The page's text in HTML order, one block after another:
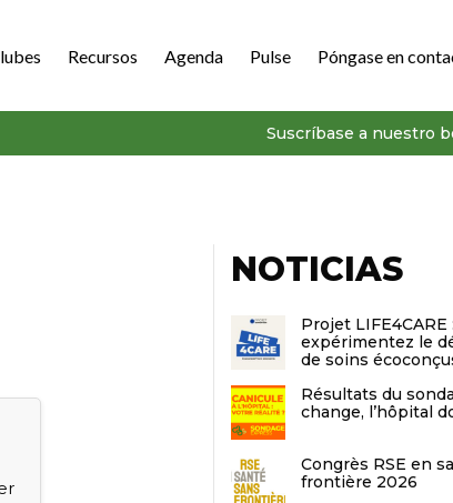
Recursos Agenda Pulse Póngase en
Suscríbase a nuestro
NOTICIAS
Projet LIFE4CARE :
expérimentez le
de soins
Résultats du
change, l’hôpital
Congrès RSE en
frontière 2026